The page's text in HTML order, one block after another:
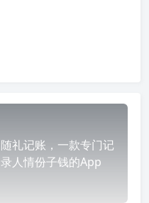
随礼记账，一款专门记
录人情份子钱的App